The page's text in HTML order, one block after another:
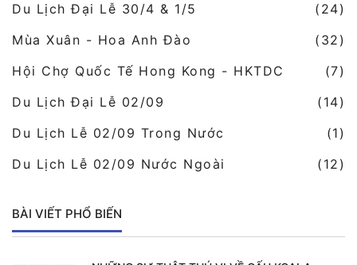
Du Lịch Đại Lễ 30/4 & 1/5
(24)
Mùa Xuân - Hoa Anh Đào
(32)
Hội Chợ Quốc Tế Hong Kong - HKTDC
(7)
Du Lịch Đại Lễ 02/09
(14)
Du Lịch Lễ 02/09 Trong Nước
(1)
Du Lịch Lễ 02/09 Nước Ngoài
(12)
BÀI VIẾT PHỔ BIẾN